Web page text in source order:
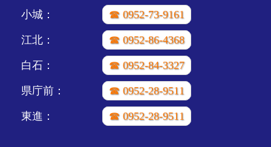
小城： ☎ 0952-73-9161
江北： ☎ 0952-86-4368
白石： ☎ 0952-84-3327
県庁前： ☎ 0952-28-9511
東進： ☎ 0952-28-9511